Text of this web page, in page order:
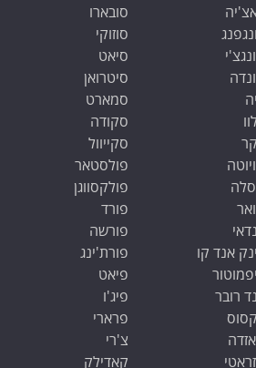
אנד קו
רובר
סובארו
סוזוקי
סיאט
סיטרואן
סמארט
סקודה
סקייוול
פולסטאר
פולקסווגן
פורד
פורשה
פורת'ינג
פיאט
פיג'ו
פרארי
צ'רי
קאדילק